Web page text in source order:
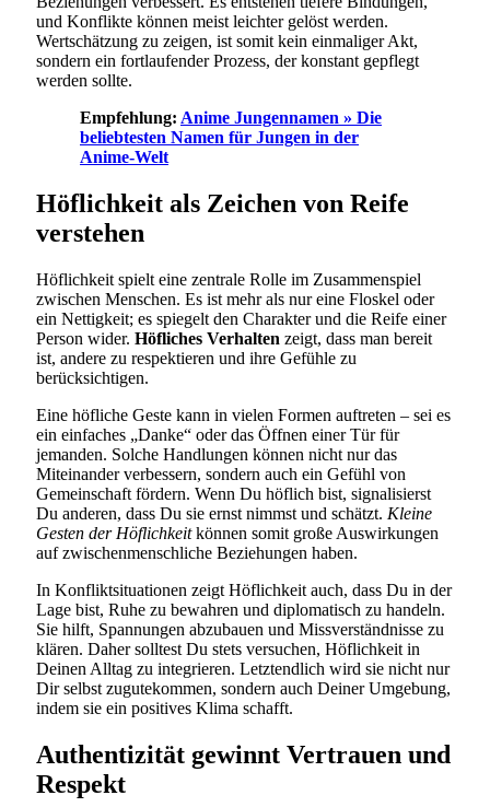
und Konflikte können meist leichter gelöst werden.
Wertschätzung zu zeigen, ist somit kein einmaliger Akt,
sondern ein fortlaufender Prozess, der konstant gepflegt
werden sollte.
Empfehlung: Anime Jungennamen » Die
beliebtesten Namen für Jungen in der
Anime-Welt
Höflichkeit als Zeichen von Reife
verstehen
Höflichkeit spielt eine zentrale Rolle im Zusammenspiel
zwischen Menschen. Es ist mehr als nur eine Floskel oder
ein Nettigkeit; es spiegelt den Charakter und die Reife einer
Person wider. Höfliches Verhalten zeigt, dass man bereit
ist, andere zu respektieren und ihre Gefühle zu
berücksichtigen.
Eine höfliche Geste kann in vielen Formen auftreten – sei es
ein einfaches „Danke“ oder das Öffnen einer Tür für
jemanden. Solche Handlungen können nicht nur das
Miteinander verbessern, sondern auch ein Gefühl von
Gemeinschaft fördern. Wenn Du höflich bist, signalisierst
Du anderen, dass Du sie ernst nimmst und schätzt. Kleine
Gesten der Höflichkeitkönnen somit große Auswirkungen
auf zwischenmenschliche Beziehungen haben.
In Konfliktsituationen zeigt Höflichkeit auch, dass Du in der
Lage bist, Ruhe zu bewahren und diplomatisch zu handeln.
Sie hilft, Spannungen abzubauen und Missverständnisse zu
klären. Daher solltest Du stets versuchen, Höflichkeit in
Deinen Alltag zu integrieren. Letztendlich wird sie nicht nur
Dir selbst zugutekommen, sondern auch Deiner Umgebung,
indem sie ein positives Klima schafft.
Authentizität gewinnt Vertrauen und
Respekt